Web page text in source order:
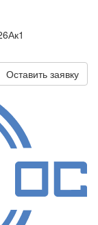
Оставить заявку